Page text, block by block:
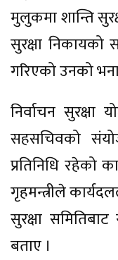
मुलुकमा शान्ति
सुरक्षा निकायको
गरिएको उनको
निर्वाचन सुरक्षा
सहसचिवको
प्रतिनिधि रहेको
गृहमन्त्रीले
सुरक्षा
बताए ।